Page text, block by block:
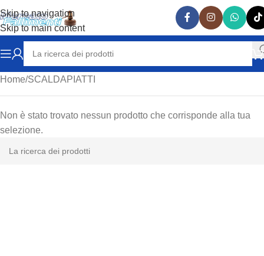
Skip to navigation
Skip to main content
Home SCALDAPIATTI
Non è stato trovato nessun prodotto che corrisponde alla tua
selezione.